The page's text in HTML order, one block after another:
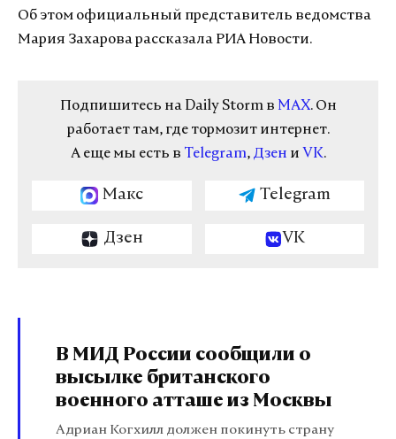
Об этом официальный представитель ведомства
Мария Захарова рассказала РИА Новости.
Подпишитесь на Daily Storm в MAX. Он
работает там, где тормозит интернет.
А еще мы есть в Telegram, Дзен и VK.
Макс Telegram
Дзен VK
В МИД России сообщили о
высылке британского
военного атташе из Москвы
Адриан Когхилл должен покинуть страну